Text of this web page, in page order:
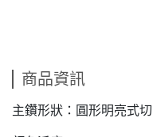
商品資訊
主鑽形狀：圓形明亮式